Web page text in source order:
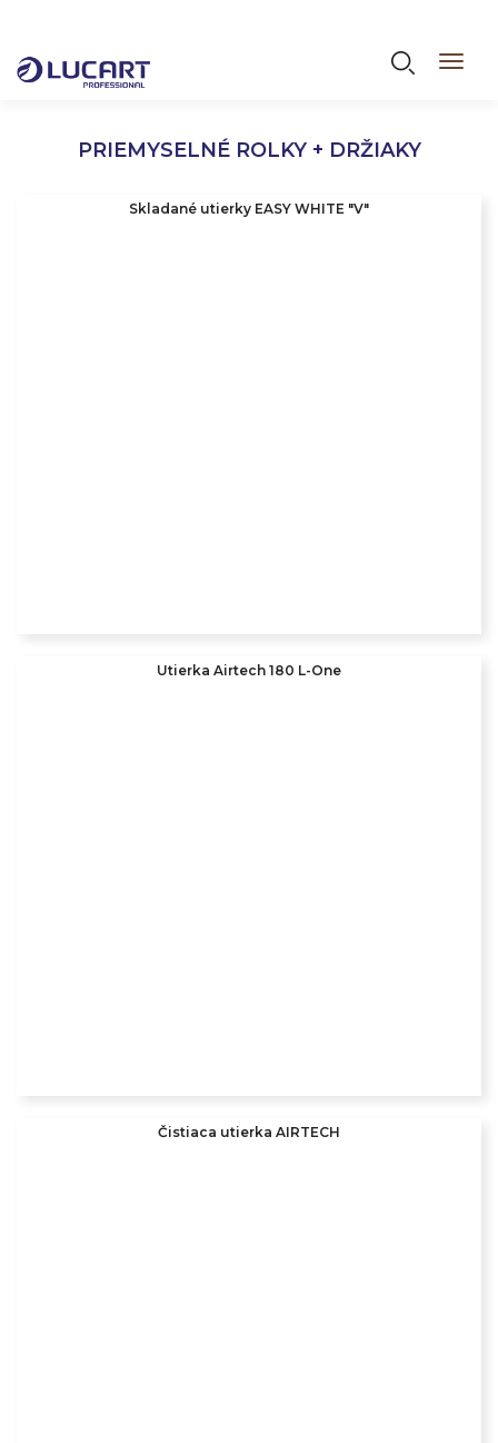
hlavný
PRIEMYSELNÉ ROLKY + DRŽIAKY
Skladané utierky EASY WHITE "V"
Utierka Airtech 180 L-One
Čistiaca utierka AIRTECH